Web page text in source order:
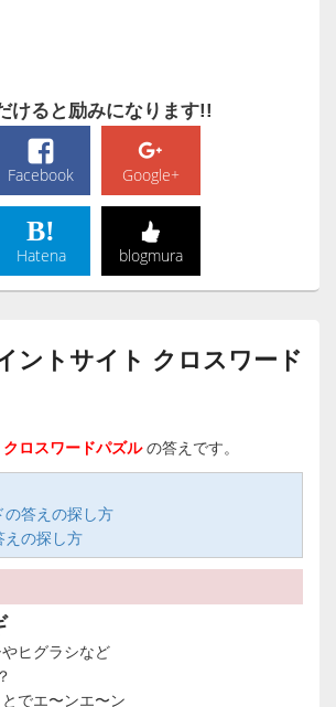
けると励みになります!!
Facebook Google+
Hatena blogmura
ントサイト クロスワード
クロスワードパズルの答えです。
の答えの探し方
えの探し方
ヒグラシなど
でエ〜ンエ〜ン